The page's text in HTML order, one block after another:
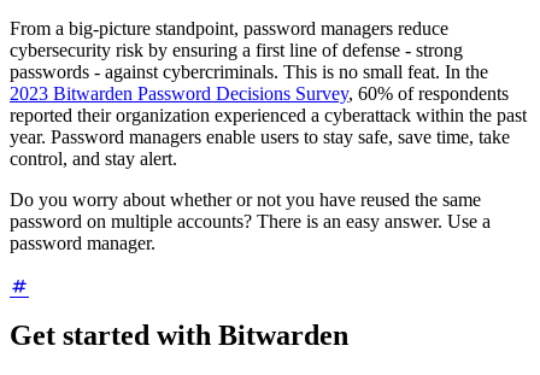
From a big-picture standpoint, password managers reduce
cybersecurity risk by ensuring a first line of defense - strong
passwords - against cybercriminals. This is no small feat. In the
2023 Bitwarden Password Decisions Survey, 60% of respondents
reported their organization experienced a cyberattack within the past
year. Password managers enable users to stay safe, save time, take
control, and stay alert.
Do you worry about whether or not you have reused the same
password on multiple accounts? There is an easy answer. Use a
password manager.
Get started with Bitwarden